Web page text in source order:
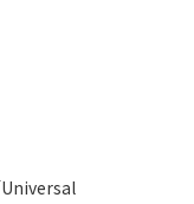
Universal